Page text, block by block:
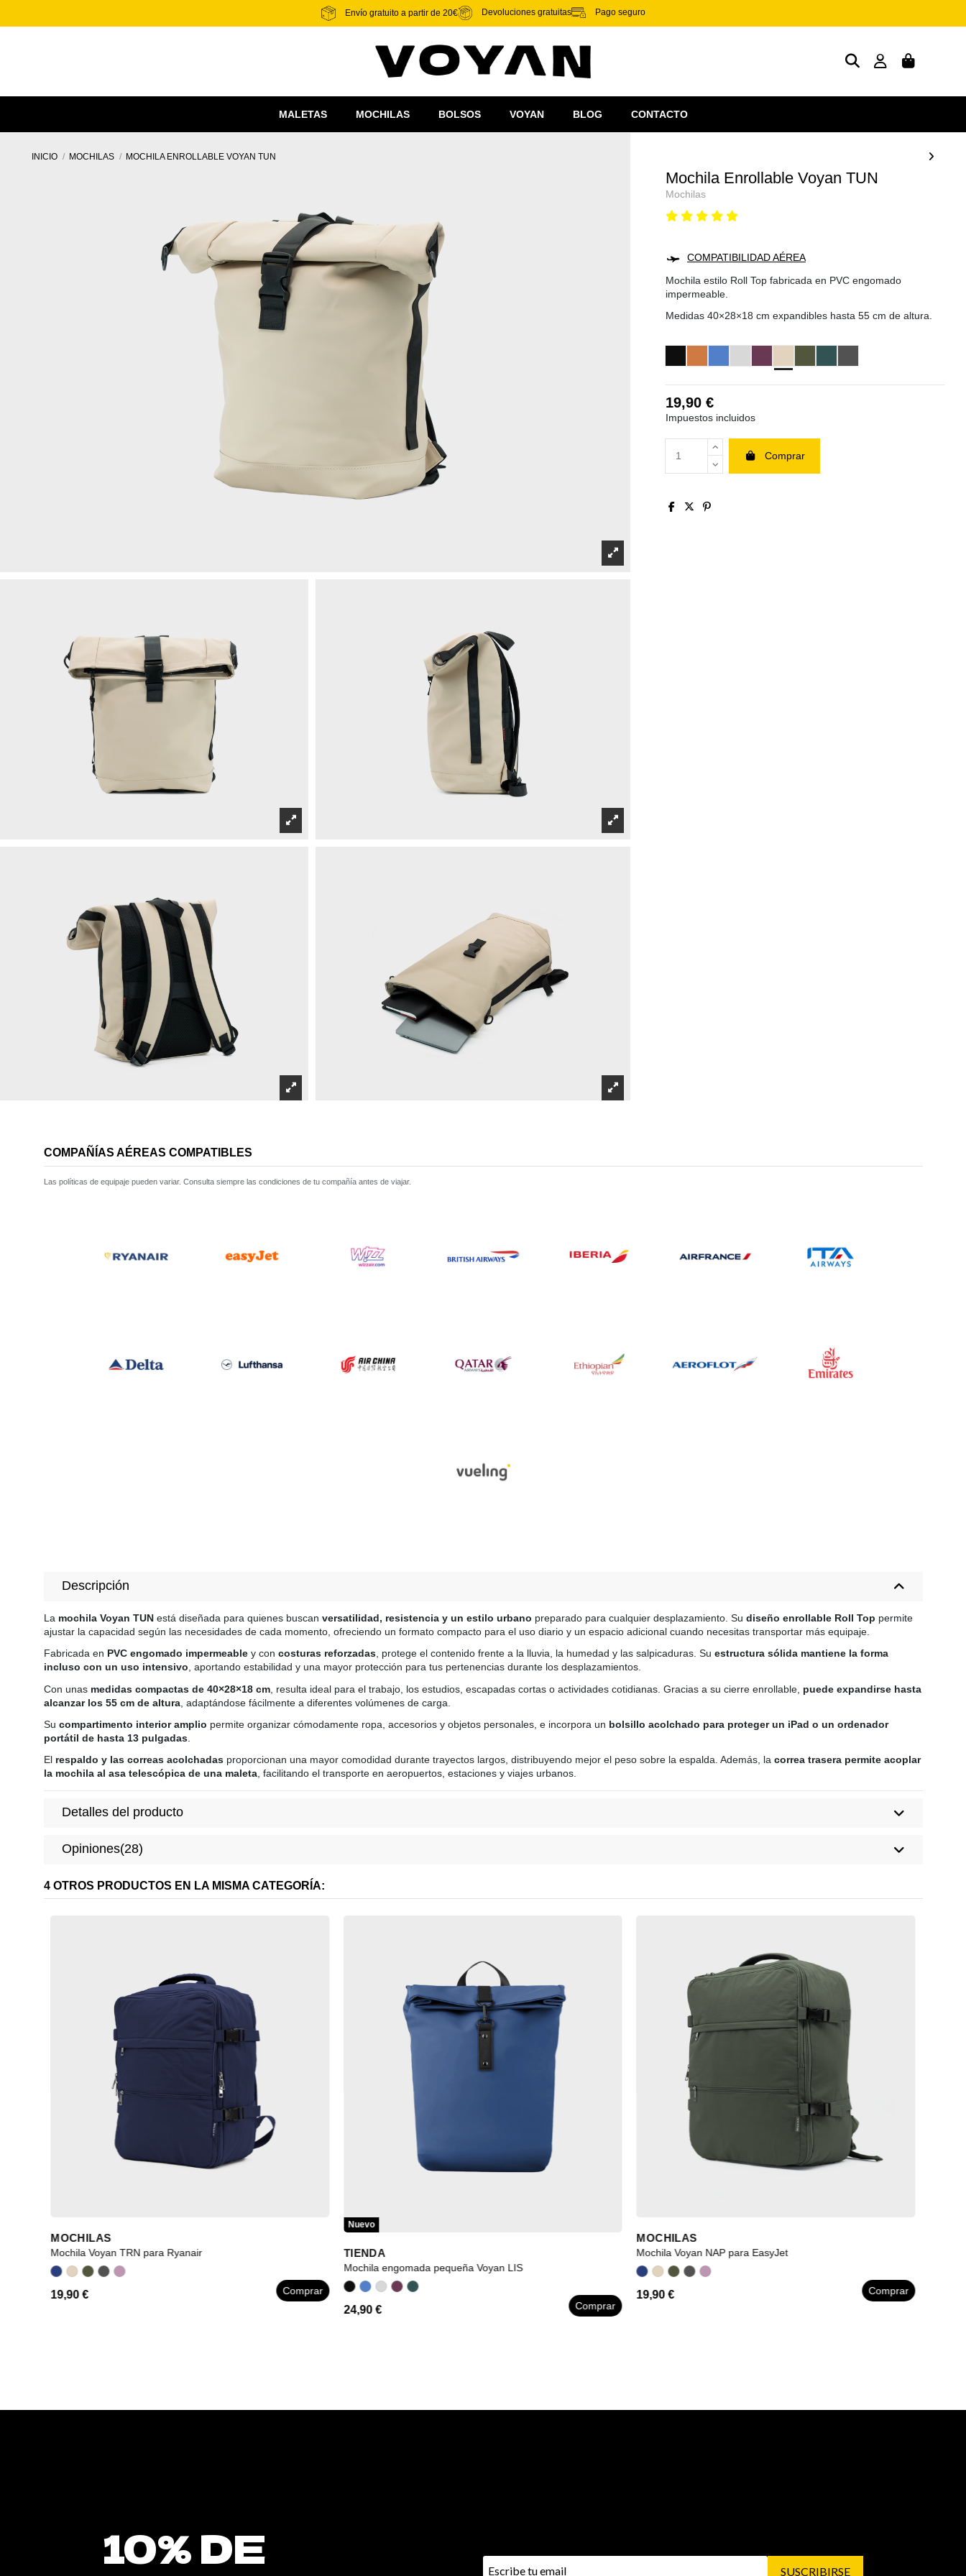
Envío gratuito a partir de 20€ Devoluciones gratuitas Pago seguro
MALETAS MOCHILAS BOLSOS VOYAN BLOG CONTACTO
INICIO MOCHILAS MOCHILA ENROLLABLE VOYAN TUN
Mochila Enrollable Voyan TUN
Mochilas
COMPATIBILIDAD AÉREA
Mochila estilo Roll Top fabricada en PVC engomado
impermeable.
Medidas 40×28×18 cm expandibles hasta 55 cm de altura.
19,90 €
Impuestos incluidos
Comprar
COMPAÑÍAS AÉREAS COMPATIBLES
Las políticas de equipaje pueden variar. Consulta siempre las condiciones de tu compañía antes de viajar.
Descripción
La mochila Voyan TUNestá diseñada para quienes buscan versatilidad, resistencia y un estilo urbano preparado para cualquier desplazamiento. Su diseño enrollable Roll Top permite
ajustar la capacidad según las necesidades de cada momento, ofreciendo un formato compacto para el uso diario y un espacio adicional cuando necesitas transportar más equipaje.
Fabricada en PVC engomado impermeabley con costuras reforzadas, protege el contenido frente a la lluvia, la humedad y las salpicaduras. Su estructura sólida mantiene la forma
incluso con un uso intensivo, aportando estabilidad y una mayor protección para tus pertenencias durante los desplazamientos.
Con unas medidas compactas de 40×28×18 cm, resulta ideal para el trabajo, los estudios, escapadas cortas o actividades cotidianas. Gracias a su cierre enrollable, puede expandirse hasta
alcanzar los 55 cm de altura, adaptándose fácilmente a diferentes volúmenes de carga.
Su compartimento interior amplio permite organizar cómodamente ropa, accesorios y objetos personales, e incorpora un bolsillo acolchado para proteger un iPad o un ordenador
portátil de hasta 13 pulgadas.
El respaldo y las correas acolchadasproporcionan una mayor comodidad durante trayectos largos, distribuyendo mejor el peso sobre la espalda. Además, la correa trasera permite acoplar
la mochila al asa telescópica de una maleta, facilitando el transporte en aeropuertos, estaciones y viajes urbanos.
Detalles del producto
Opiniones(28)
4 OTROS PRODUCTOS EN LA MISMA CATEGORÍA:
MOCHILAS
Mochila Voyan TRN para Ryanair
19,90 € Comprar
Nuevo
TIENDA
Mochila engomada pequeña Voyan LIS
24,90 € Comprar
MOCHILAS
Mochila Voyan NAP para EasyJet
19,90 € Comprar
10% DE
SUSCRIBIRSE